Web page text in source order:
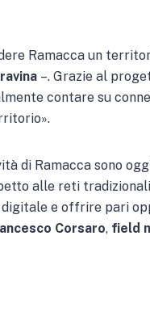
Ramacca un
–. Grazie al
contare su
di Ramacca sono
alle reti
e offrire pari
Corsaro, field